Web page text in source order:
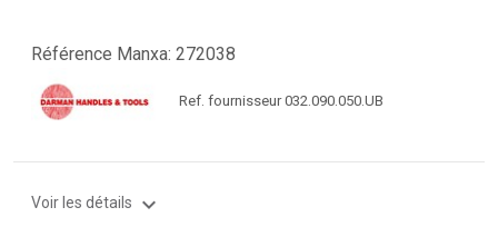
Référence Manxa: 272038
Ref. fournisseur 032.090.050.UB
Voir les détails expand_more